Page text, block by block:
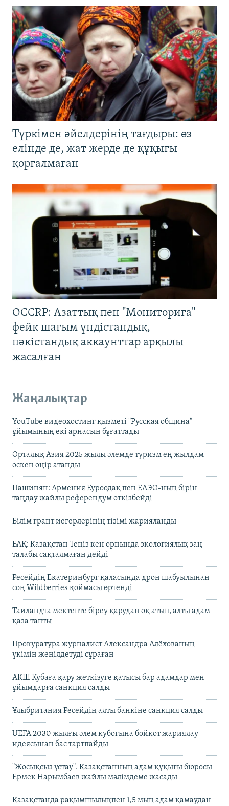
Түркімен әйелдерінің тағдыры: өз
елінде де, жат жерде де құқығы
қорғалмаған
OCCRP: Азаттық пен "Мониториға"
фейк шағым үндістандық,
пәкістандық аккаунттар арқылы
жасалған
Жаңалықтар
YouTube видеохостинг қызметі "Русская община"
ұйымының екі арнасын бұғаттады
Орталық Азия 2025 жылы әлемде туризм ең жылдам
өскен өңір атанды
Пашинян: Армения Еуроодақ пен ЕАЭО-ның бірін
таңдау жайлы референдум өткізбейді
Білім грант иегерлерінің тізімі жарияланды
БАҚ: Қазақстан Теңіз кен орнында экологиялық заң
талабы сақталмаған дейді
Ресейдің Екатеринбург қаласында дрон шабуылынан
соң Wildberries қоймасы өртенді
Таиландта мектепте біреу қарудан оқ атып, алты адам
қаза тапты
Прокуратура журналист Александра Алёхованың
үкімін жеңілдетуді сұраған
АҚШ Кубаға қару жеткізуге қатысы бар адамдар мен
ұйымдарға санкция салды
Ұлыбритания Ресейдің алты банкіне санкция салды
UEFA 2030 жылғы әлем кубогына бойкот жариялау
идеясынан бас тартпайды
"Жосықсыз ұстау". Қазақстанның адам құқығы бюросы
Ермек Нарымбаев жайлы мәлімдеме жасады
Қазақстанда рақымшылықпен 1,5 мың адам қамаудан